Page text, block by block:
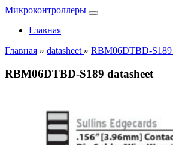
Микроконтроллеры
Главная
Главная » datasheet » RBM06DTBD-S189
RBM06DTBD-S189 datasheet